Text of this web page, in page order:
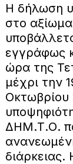
Η δήλωση
στο
εγγράφως
ώρα της
μέχρι την
Οκτωβρίου
ΔΗΜ.Τ.Ο.